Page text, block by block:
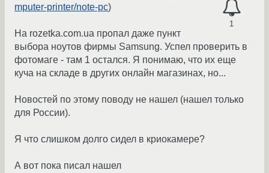
1
mputer-printer/note-pc)
На rozetka.com.ua пропал даже пункт
выбора ноутов фирмы Samsung. Успел проверить в
фотомаге - там 1 остался. Я понимаю, что их еще
куча на складе в других онлайн магазинах, но...
Новостей по этому поводу не нашел (нашел только
для России).
Я что слишком долго сидел в криокамере?
А вот пока писал нашел